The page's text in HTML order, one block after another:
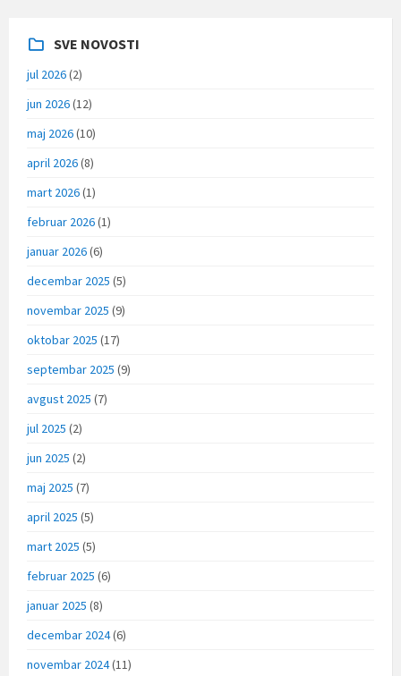
SVE NOVOSTI
jul 2026(2)
jun 2026(12)
maj 2026(10)
april 2026(8)
mart 2026(1)
februar 2026(1)
januar 2026(6)
decembar 2025 (5)
novembar 2025 (9)
oktobar 2025 (17)
septembar 2025 (9)
avgust 2025 (7)
jul 2025 (2)
jun 2025 (2)
maj 2025 (7)
april 2025 (5)
mart 2025 (5)
februar 2025 (6)
januar 2025 (8)
decembar 2024(6)
novembar 2024(11)